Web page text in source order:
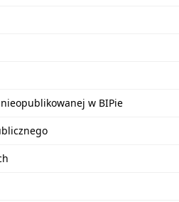
w BIPie